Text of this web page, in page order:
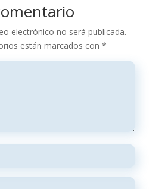
electrónico no será publicada.
están marcados con *